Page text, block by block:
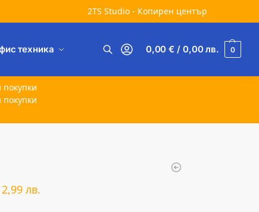
2TS Studio - Копирен център
техника 0,00€ / 0,00лв. 0
2,99 лв.